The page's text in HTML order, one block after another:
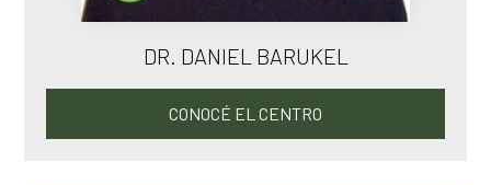
DR. DANIEL BARUKEL
CONOCÉ EL CENTRO